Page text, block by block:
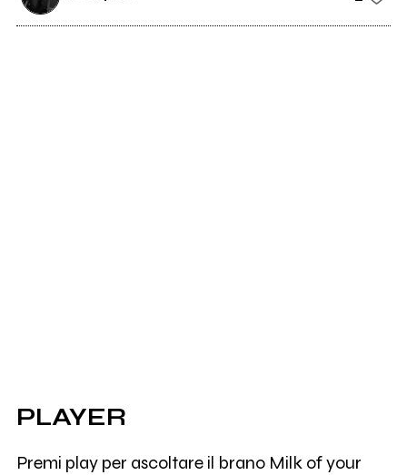
PLAYER
Premi play per ascoltare il brano Milk of your